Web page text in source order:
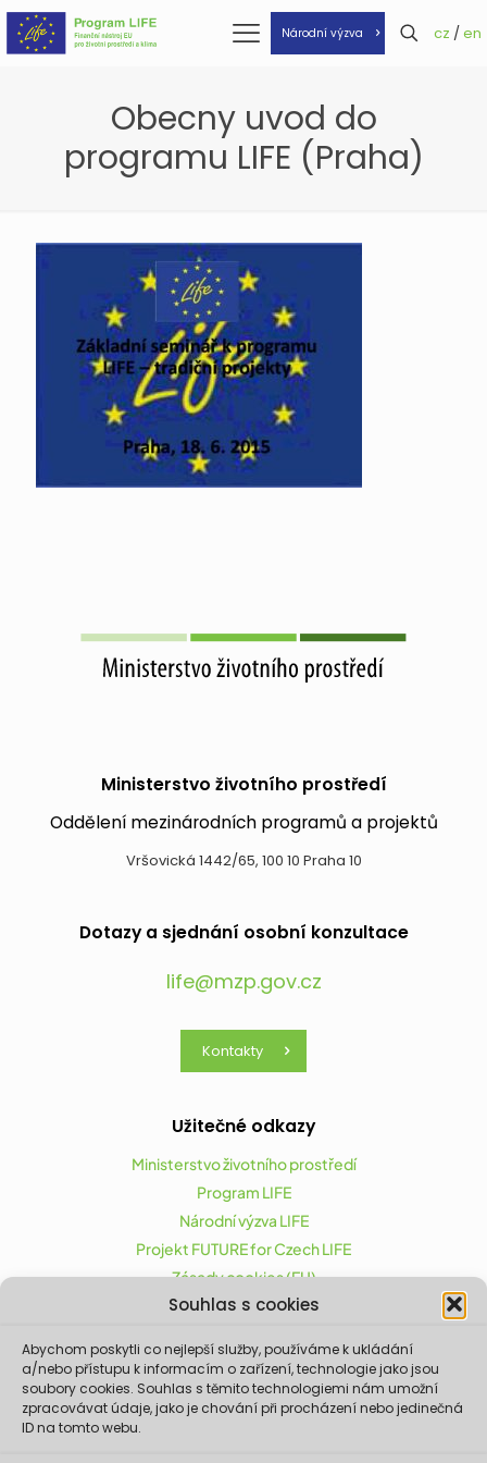
Souhlas s cookies
Abychom poskytli co nejlepší služby, používáme k ukládání
a/nebo přístupu k informacím o zařízení, technologie jako jsou
soubory cookies. Souhlas s těmito technologiemi nám umožní
zpracovávat údaje, jako je chování při procházení nebo jedinečná
ID na tomto webu.
Národní výzva cz / en
Obecny uvod do
programu LIFE (Praha)
Ministerstvo životního prostředí
Oddělení mezinárodních programů a projektů
Vršovická 1442/65, 100 10 Praha 10
Dotazy a sjednání osobní konzultace
life@mzp.gov.cz
Kontakty
Užitečné odkazy
Ministerstvo životního prostředí
Program LIFE
Národní výzva LIFE
Projekt FUTURE for Czech LIFE
Zásady cookies (EU)
Projekt FUTURE for Czech LIFE (LIFE21-CAP-CZ-LIFE
FOR CZECHIA) byl podpořen z finančního nástroje
Evropské unie LIFE.
Údaje a informace zveřejněné na těchto